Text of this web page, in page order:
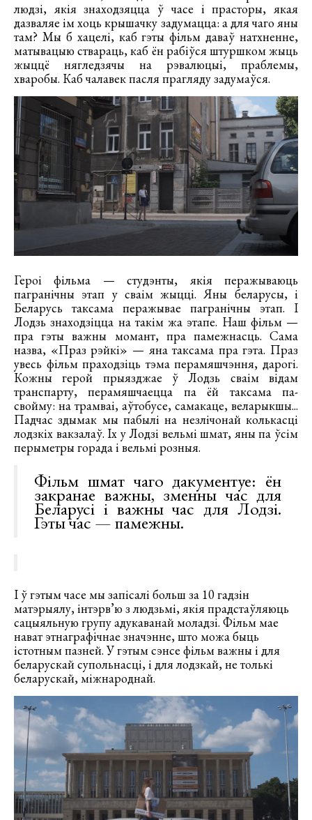
людзі, якія знаходзяцца ў часе і прасторы, якая
дазваляе ім хоць крышачку задумацца: а для чаго яны
там? Мы б хацелі, каб гэты фільм даваў натхненне,
матывацыю ствараць, каб ён рабіўся штуршком жыць
жыццё нягледзячы на рэвалюцыі, праблемы,
хваробы. Каб чалавек пасля прагляду задумаўся.
Героі фільма — студэнты, якія перажываюць
пагранічны этап у сваім жыцці. Яны беларусы, і
Беларусь таксама перажывае пагранічны этап. І
Лодзь знаходзіцца на такім жа этапе. Наш фільм —
пра гэты важны момант, пра памежнасць. Сама
назва, «Праз рэйкі» — яна таксама пра гэта. Праз
увесь фільм праходзіць тэма перамяшчэння, дарогі.
Кожны герой прыязджае ў Лодзь сваім відам
транспарту, перамяшчаецца па ёй таксама па-
свойму: на трамваі, аўтобусе, самакаце, веларыкшы...
Падчас здымак мы пабылі на незлічонай колькасці
лодзкіх вакзалаў. Іх у Лодзі вельмі шмат, яны па ўсім
перыметры горада і вельмі розныя.
Фільм шмат чаго дакументуе: ён
закранае важны, зменны час для
Беларусі і важны час для Лодзі.
Гэты час — памежны.
І ў гэтым часе мы запісалі больш за 10 гадзін
матэрыялу, інтэрв’ю з людзьмі, якія прадстаўляюць
сацыяльную групу адукаванай моладзі. Фільм мае
нават этнаграфічнае значэнне, што можа быць
істотным пазней. У гэтым сэнсе фільм важны і для
беларускай супольнасці, і для лодзкай, не толькі
беларускай, міжнароднай.